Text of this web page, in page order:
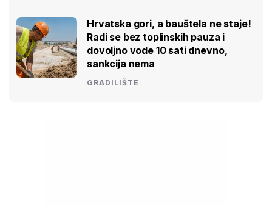
Hrvatska gori, a bauštela ne staje!
Radi se bez toplinskih pauza i
dovoljno vode 10 sati dnevno,
sankcija nema
GRADILIŠTE